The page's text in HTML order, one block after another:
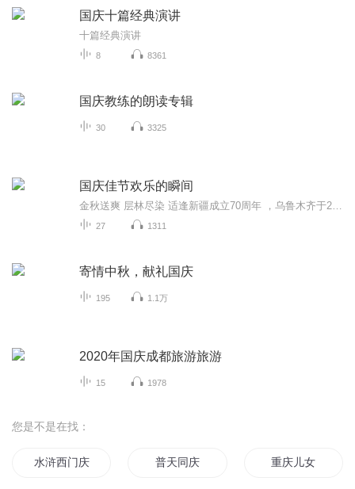
国庆十篇经典演讲
十篇经典演讲
8 8361
国庆教练的朗读专辑
30 3325
国庆佳节欢乐的瞬间
27 1311
寄情中秋，献礼国庆
195 1.1万
2020年国庆成都旅游旅游
15 1978
您是不是在找：
水浒西门庆 普天同庆 重庆儿女